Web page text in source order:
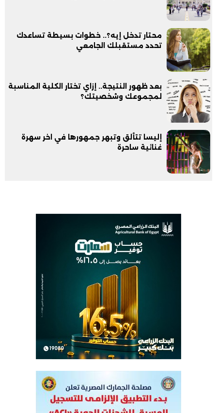
محتار تدخل إيه؟.. خطوات بسيطة تساعدك
تحدد مستقبلك الجامعي
بعد ظهور النتيجة.. إزاي تختار الكلية المناسبة
لمجموعك وشخصيتك؟
إليسا تتألق وتبهر جمهورها في اخر سهرة
غنائية ساحرة